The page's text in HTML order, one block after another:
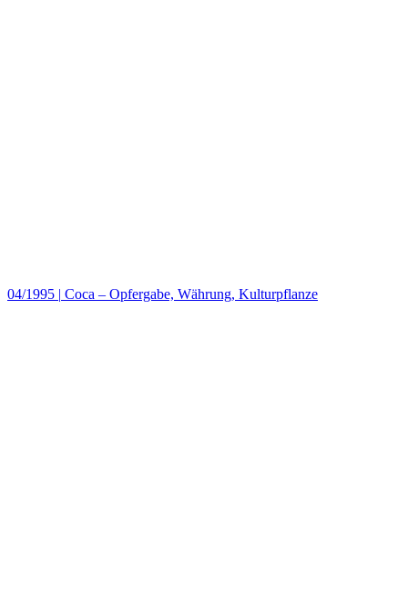
04/1995 | Coca – Opfergabe, Währung, Kulturpflanze